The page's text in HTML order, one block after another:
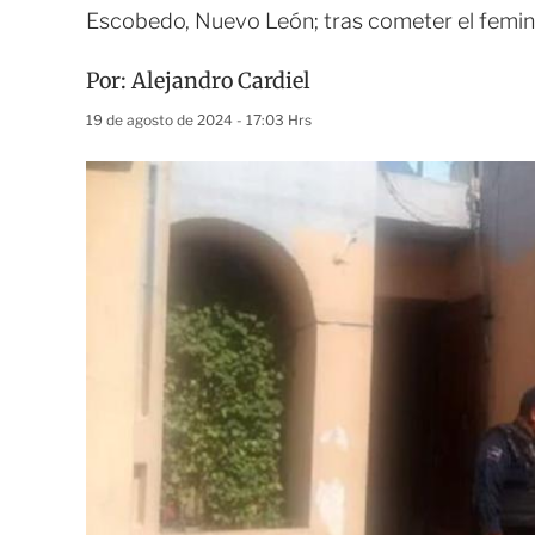
Escobedo, Nuevo León; tras cometer el
Por:Alejandro Cardiel
19 de agosto de 2024 - 17:03 Hrs